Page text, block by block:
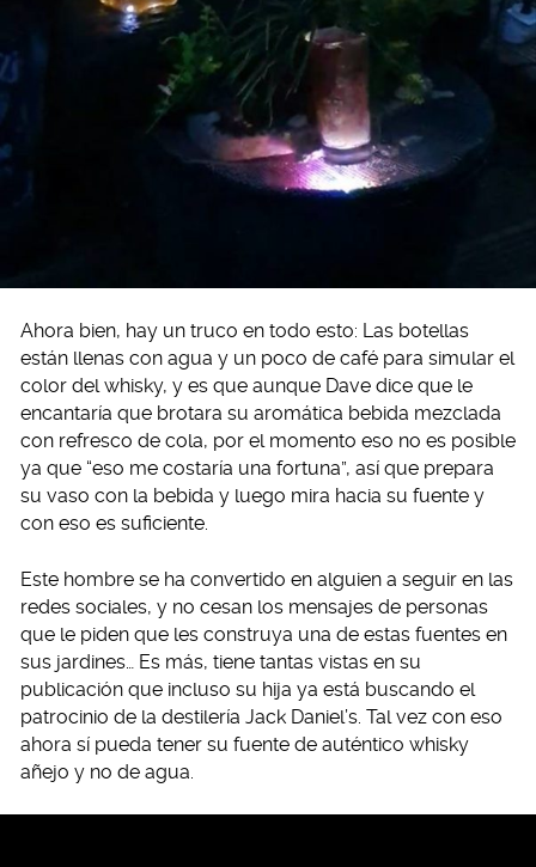
Ahora bien, hay un truco en todo esto: Las botellas
están llenas con agua y un poco de café para simular el
color del whisky, y es que aunque Dave dice que le
encantaría que brotara su aromática bebida mezclada
con refresco de cola, por el momento eso no es posible
ya que “eso me costaría una fortuna”, así que prepara
su vaso con la bebida y luego mira hacia su fuente y
con eso es suficiente.
Este hombre se ha convertido en alguien a seguir en las
redes sociales, y no cesan los mensajes de personas
que le piden que les construya una de estas fuentes en
sus jardines… Es más, tiene tantas vistas en su
publicación que incluso su hija ya está buscando el
patrocinio de la destilería Jack Daniel’s. Tal vez con eso
ahora sí pueda tener su fuente de auténtico whisky
añejo y no de agua.